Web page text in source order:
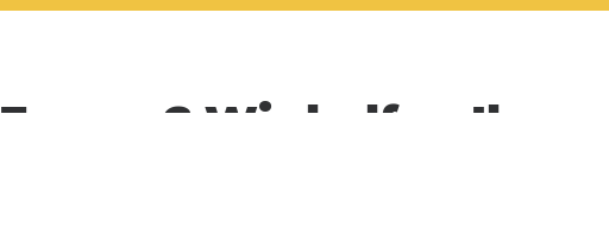
Wir helfen